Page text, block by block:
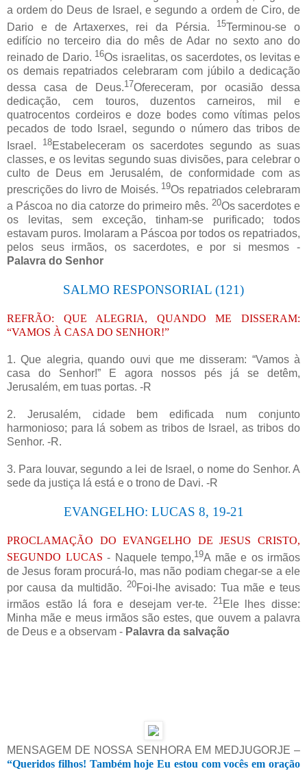
a ordem do Deus de Israel, e segundo a ordem de Ciro, de
Dario e de Artaxerxes, rei da Pérsia.
15Terminou-se o
edifício no terceiro dia do mês de Adar no sexto ano do
reinado de Dario. 16Os israelitas, os sacerdotes, os levitas e
os demais repatriados celebraram com júbilo a dedicação
dessa casa de Deus.17Ofereceram, por ocasião dessa
dedicação, cem touros, duzentos carneiros, mil e
quatrocentos cordeiros e doze bodes como vítimas pelos
pecados de todo Israel, segundo o número das tribos de
Israel.
18Estabeleceram os sacerdotes segundo as suas
classes, e os levitas segundo suas divisões, para celebrar o
culto de Deus em Jerusalém, de conformidade com as
prescrições do livro de Moisés. 19Os repatriados celebraram
a Páscoa no dia catorze do primeiro mês. 20Os sacerdotes e
os levitas, sem exceção, tinham-se purificado; todos
estavam puros. Imolaram a Páscoa por todos os repatriados,
pelos seus irmãos, os sacerdotes, e por si mesmos -
Palavra do Senhor
SALMO RESPONSORIAL (121)
REFRÃO: QUE ALEGRIA, QUANDO ME DISSERAM:
“VAMOS À CASA DO SENHOR!”
1. Que alegria, quando ouvi que me disseram: “Vamos à
casa do Senhor!” E agora nossos pés já se detêm,
Jerusalém, em tuas portas. -R
2. Jerusalém, cidade bem edificada num conjunto
harmonioso; para lá sobem as tribos de Israel, as tribos do
Senhor. -R.
3. Para louvar, segundo a lei de Israel, o nome do Senhor. A
sede da justiça lá está e o trono de Davi. -R
EVANGELHO: LUCAS 8, 19-21
PROCLAMAÇÃO DO EVANGELHO DE JESUS CRISTO,
SEGUNDO LUCAS - Naquele tempo,19A mãe e os irmãos
de Jesus foram procurá-lo, mas não podiam chegar-se a ele
por causa da multidão. 20Foi-lhe avisado: Tua mãe e teus
irmãos estão lá fora e desejam ver-te.
21Ele lhes disse:
Minha mãe e meus irmãos são estes, que ouvem a palavra
de Deus e a observam - Palavra da salvação
MENSAGEM DE NOSSA SENHORA EM MEDJUGORJE –
“Queridos filhos! Também hoje Eu estou com vocês em oração